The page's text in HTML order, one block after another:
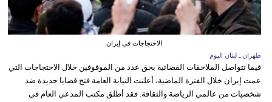
الاحتجاجات في إيران
طهران ـ لبنان اليوم
فيما تتواصل الملاحقات القضائية بحق عدد من الموقوفين خلال الاحتجاجات التي
عمت إيران خلال الفترة الماضية، أعلنت النيابة العامة فتح قضايا جديدة ضد
شخصيات من عالمي الرياضة والثقافة. فقد أطلق مكتب المدعي العام في